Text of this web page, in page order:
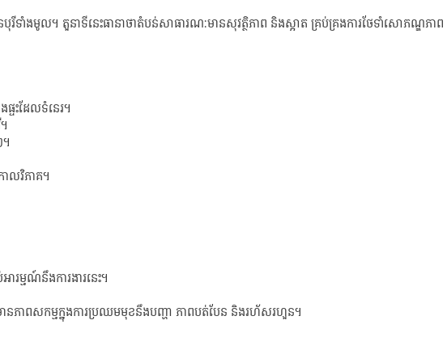
បុរីទាំងមូល។ តួនាទីនេះធានាថាតំបន់សាធារណៈមានសុវត្ថិភាព និងស្អាត គ្រប់គ្រងការថែទាំសោភណ្ឌភាព
ទះដែលទំនេរ។
។
ាលវិភាគ។
ារម្មណ៍នឹងការងារនេះ។
ភាពសកម្មក្នុងការប្រឈមមុខនឹងបញ្ហា ភាពបត់បែន និងរហ័សរហួន។